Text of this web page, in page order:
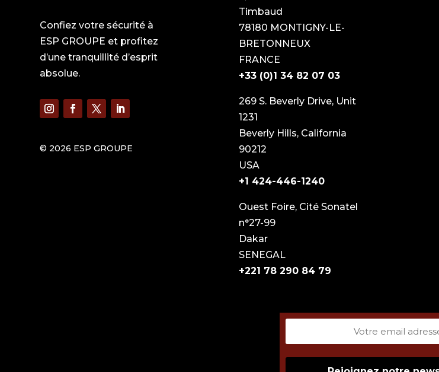
Confiez votre sécurité à
ESP GROUPE et profitez
d’une tranquillité d’esprit
absolue.
© 2026 ESP GROUPE
Timbaud
78180 MONTIGNY-LE-
BRETONNEUX
FRANCE
+33 (0)1 34 82 07 03
269 S. Beverly Drive, Unit
1231
Beverly Hills, California
90212
USA
+1 424-446-1240
Ouest Foire, Cité Sonatel
n°27-99
Dakar
SENEGAL
+221 78 290 84 79
(Required)